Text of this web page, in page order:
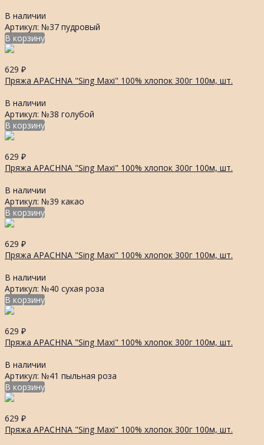
В наличии
Артикул: №37 пудровый
В корзину
629 ₽
Пряжа APACHNA "Sing Maxi" 100% хлопок 300г 100м, шт.
В наличии
Артикул: №38 голубой
В корзину
629 ₽
Пряжа APACHNA "Sing Maxi" 100% хлопок 300г 100м, шт.
В наличии
Артикул: №39 какао
В корзину
629 ₽
Пряжа APACHNA "Sing Maxi" 100% хлопок 300г 100м, шт.
В наличии
Артикул: №40 сухая роза
В корзину
629 ₽
Пряжа APACHNA "Sing Maxi" 100% хлопок 300г 100м, шт.
В наличии
Артикул: №41 пыльная роза
В корзину
629 ₽
Пряжа APACHNA "Sing Maxi" 100% хлопок 300г 100м, шт.